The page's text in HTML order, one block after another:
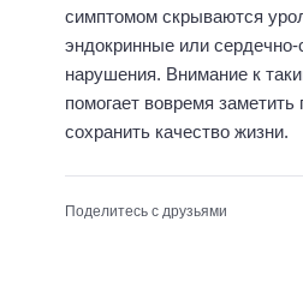
симптомом скрываются
эндокринные или
нарушения. Внимание к
помогает вовремя
сохранить качество жизни.
Поделитесь с друзьями